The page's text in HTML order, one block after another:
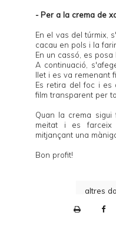
- Per a la crema de
En el vas del túrmix,
cacau en pols i la
En un cassó, es
A continuació,
llet i es va remenant
Es retira del foc i es
film transparent per
Quan la crema
meitat i es farceix
mitjançant una
Bon profit!
altres